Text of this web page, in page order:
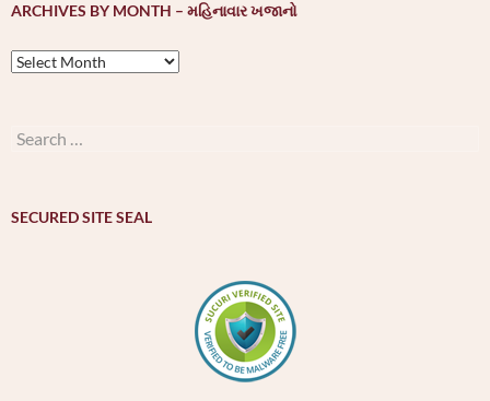
SECURED SITE SEAL
ARCHIVES BY MONTH – મહિનાવાર ખજાનો
Archives
by
મહિનાવાર
Search